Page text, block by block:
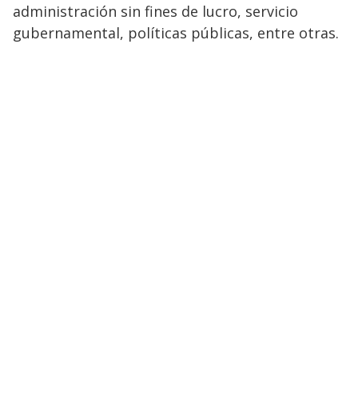
administración sin fines de lucro, servicio
gubernamental, políticas públicas, entre otras.